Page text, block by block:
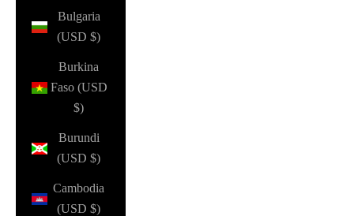
Bulgaria
(USD $)
Burkina
Faso (USD
$)
Burundi
(USD $)
Cambodia
(USD $)